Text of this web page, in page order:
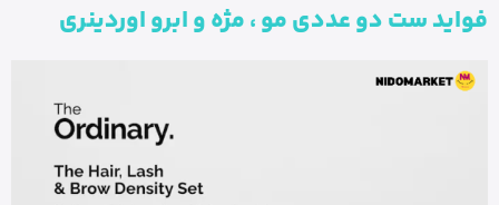
فواید ست دو عددی مو ، مژه و ابرو اوردینری